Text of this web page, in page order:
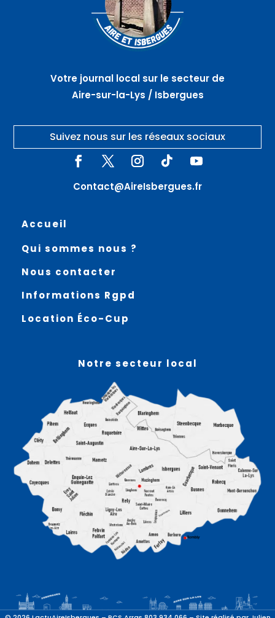
Votre journal local sur le secteur de
Aire-sur-la-Lys / Isbergues
Suivez nous sur les réseaux sociaux
Contact@AireIsbergues.fr
Accueil
Qui sommes nous ?
Nous contacter
Informations Rgpd
Location Éco-Cup
Notre secteur local